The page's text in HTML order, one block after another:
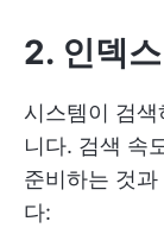
2. 인덱스
시스템이 검
니다. 검색 속
준비하는 것
다: